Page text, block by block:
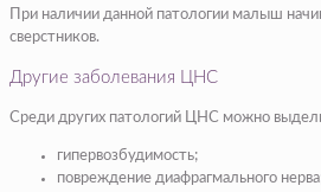
При наличии данной патологии малыш
сверстников.
Другие заболевания ЦНС
Среди других патологий ЦНС можно
гипервозбудимость;
повреждение диафрагмального